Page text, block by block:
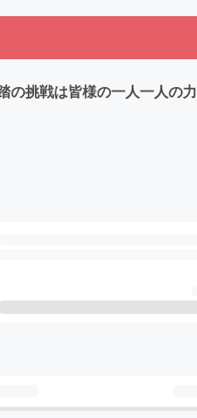
の挑戦は皆様の一人一人の力